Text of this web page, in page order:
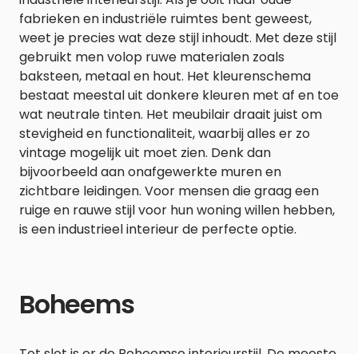
fabrieken en industriële ruimtes bent geweest,
weet je precies wat deze stijl inhoudt. Met deze stijl
gebruikt men volop ruwe materialen zoals
baksteen, metaal en hout. Het kleurenschema
bestaat meestal uit donkere kleuren met af en toe
wat neutrale tinten. Het meubilair draait juist om
stevigheid en functionaliteit, waarbij alles er zo
vintage mogelijk uit moet zien. Denk dan
bijvoorbeeld aan onafgewerkte muren en
zichtbare leidingen. Voor mensen die graag een
ruige en rauwe stijl voor hun woning willen hebben,
is een industrieel interieur de perfecte optie.
Boheems